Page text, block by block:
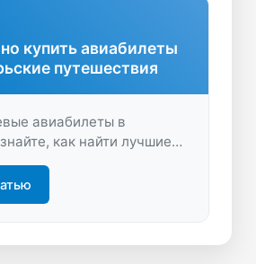
купить авиабилеты
путешествия
авиабилеты в
как найти лучшие
для себя удобные
по бронированию